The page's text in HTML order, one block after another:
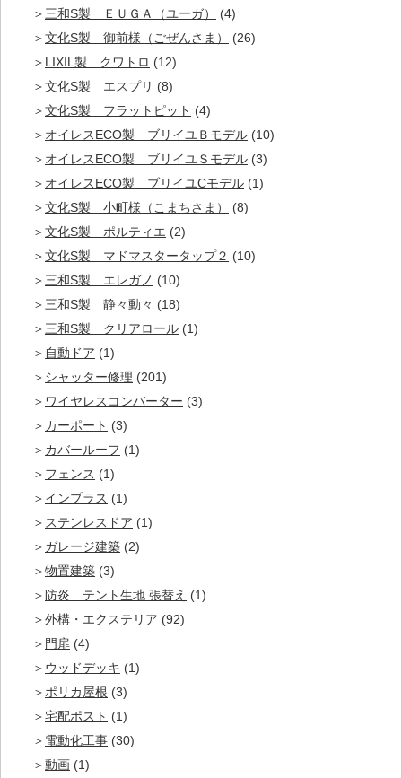
三和S製 ＥＵＧＡ（ユーガ）
(4)
文化S製 御前様（ごぜんさま）
(26)
LIXIL製 クワトロ (12)
文化S製 エスプリ (8)
文化S製 フラットピット (4)
オイレスECO製 ブリイユＢモデル (10)
オイレスECO製 ブリイユＳモデル (3)
オイレスECO製 ブリイユCモデル (1)
文化S製 小町様（こまちさま）
(8)
文化S製 ポルティエ (2)
文化S製 マドマスタータップ２ (10)
三和S製 エレガノ (10)
三和S製 静々動々 (18)
三和S製 クリアロール (1)
自動ドア (1)
シャッター修理 (201)
ワイヤレスコンバーター (3)
カーポート (3)
カバールーフ (1)
フェンス (1)
インプラス (1)
ステンレスドア (1)
ガレージ建築 (2)
物置建築 (3)
防炎 テント生地 張替え (1)
外構・エクステリア (92)
門扉 (4)
ウッドデッキ (1)
ポリカ屋根 (3)
宅配ポスト (1)
電動化工事 (30)
動画 (1)